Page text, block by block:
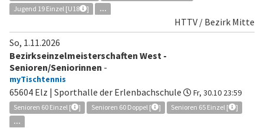
Jugend 19 Einzel [U18
] ...
HTTV / Bezirk Mitte
So, 1.11.2026
Bezirkseinzelmeisterschaften West -
Senioren/Seniorinnen -
myTischtennis
65604 Elz | Sporthalle der Erlenbachschule Fr, 30.10 23:59
Senioren 60 Einzel [ ] Senioren 60 Doppel [ ] Senioren 65 Einzel [
]
...